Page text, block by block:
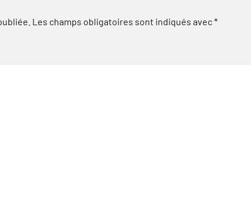
Les champs obligatoires sont indiqués avec*